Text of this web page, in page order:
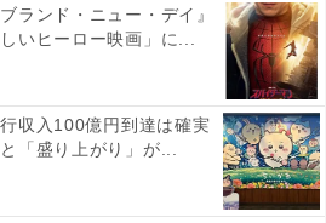
」と思いをぶつけます。
里奈に感謝を述べる瓜生。しか
あるだろうと促し、瓜生と向坂
打ちを謝罪します。瓜生が向坂
ったバイト先に行くと、そこに
ランド・ニュー・デイ』
いヒーロー映画」に...
収入100億円到達は確実
「盛り上がり」が...